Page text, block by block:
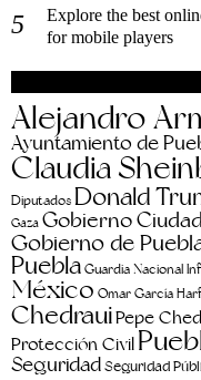
Explore the best
for mobile players
Alejandro
Ayuntamiento de
Claudia
Diputados Donald
Gaza Gobierno
Gobierno de
PueblaGuardia Nacional
México Omar García
ChedrauiPepe
Protección Civil
SeguridadSeguridad